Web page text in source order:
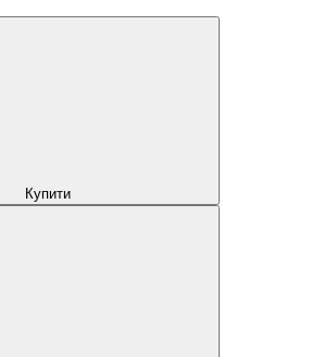
Купити